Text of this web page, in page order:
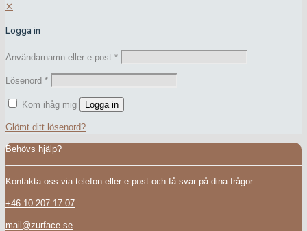
✕
Logga in
Användarnamn eller e-post *
Lösenord *
Kom ihåg mig Logga in
Glömt ditt lösenord?
Behövs hjälp?
Kontakta oss via telefon eller e-post och få svar på dina frågor.
+46 10 207 17 07
mail@zurface.se